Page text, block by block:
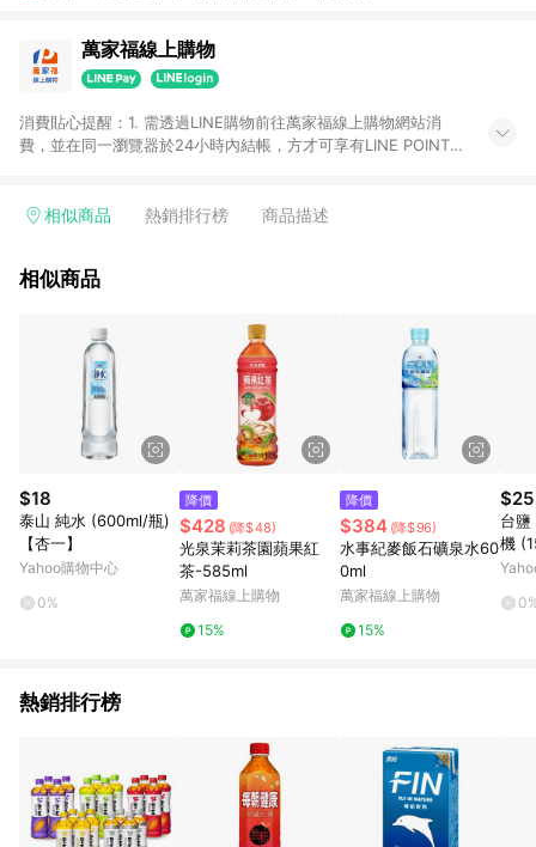
萬家福線上購物
消費貼心提醒：1. 需透過LINE購物前往萬家福線上購物網站消
費，並在同一瀏覽器於24小時內結帳，方才可享有LINE POINTS
4. 不具回饋資格種類商品：電子禮券。 5. 回饋點數計算將排除訂
錄，相關問題請於保留時間內聯絡客服中心，並由康達盛通生活
提供簡單、快速、輕鬆的購物流程及體驗，將不定期推出精選、
話題性或期間限定商品來滿足您的喜好。
相似商品 熱銷排行榜 商品描述
相似商品
$18
泰山 純水 (600ml/瓶)
【杏一】
Yahoo購物中心
0%
降價
$428 (降$48)
光泉茉莉茶園蘋果紅
茶-585ml
萬家福線上購物
15%
降價
$384 (降$96)
水事紀麥飯石礦泉水60
0ml
萬家福線上購物
15%
$25
台鹽
機
一】
熱銷排行榜